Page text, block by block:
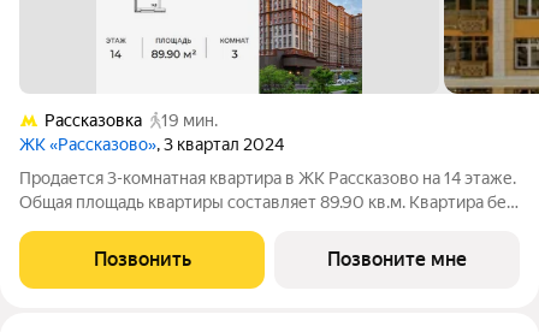
Рассказовка
19 мин.
ЖК «Рассказово», 3 квартал 2024
Продается 3-комнатная квартира в ЖК Рассказово на 14 этаже.
Общая площадь квартиры составляет 89.90 кв.м. Квартира без
построены в стиле Москвы 30-х годов, создавая
неповторимое ощущение
Позвонить Позвоните мне